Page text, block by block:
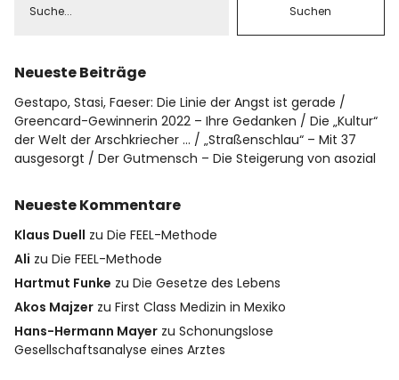
Neueste Beiträge
Gestapo, Stasi, Faeser: Die Linie der Angst ist gerade
Greencard-Gewinnerin 2022 – Ihre Gedanken
Die „Kultur“
der Welt der Arschkriecher …
„Straßenschlau“ – Mit 37
ausgesorgt
Der Gutmensch – Die Steigerung von asozial
Neueste Kommentare
Klaus Duell zuDie FEEL-Methode
Ali zuDie FEEL-Methode
Hartmut Funke zuDie Gesetze des Lebens
Akos Majzer zuFirst Class Medizin in Mexiko
Hans-Hermann Mayer zuSchonungslose
Gesellschaftsanalyse eines Arztes